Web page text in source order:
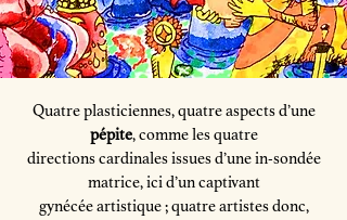
Quatre plasticiennes, quatre aspects d’une
pépite, comme les quatre
directions cardinales issues d’une in-sondée
matrice, ici d’un captivant
gynécée artistique ; quatre artistes donc,